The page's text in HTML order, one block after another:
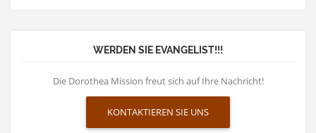
WERDEN SIE EVANGELIST!!!
Die Dorothea Mission freut sich auf Ihre Nachricht!
KONTAKTIEREN SIE UNS